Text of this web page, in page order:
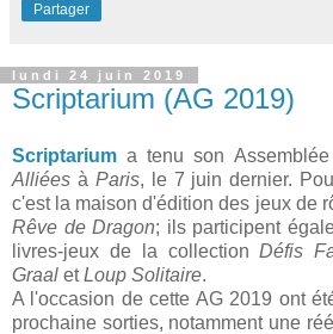
Partager
lundi 24 juin 2019
Scriptarium (AG 2019)
Scriptarium a tenu son
Alliées à Paris, le 7 juin dernier.
c'est la maison d'édition des jeux de
Rêve de Dragon; ils participent
livres-jeux de la collectionDéfis
Graal etLoup Solitaire.
A l'occasion de cette AG 2019 ont
prochaine sorties, notamment une